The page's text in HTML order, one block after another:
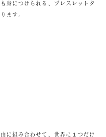
身につけられる、ブレスレットタ
ます。
に組み合わせて、世界に１つだけ